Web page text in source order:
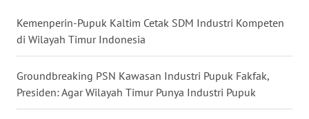
Kemenperin-Pupuk Kaltim Cetak SDM Industri Kompeten
di Wilayah Timur Indonesia
Groundbreaking PSN Kawasan Industri Pupuk Fakfak,
Presiden: Agar Wilayah Timur Punya Industri Pupuk
NUSANTARA
JOGJA